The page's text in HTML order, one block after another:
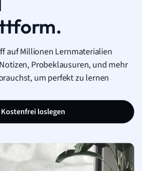
auf Millionen Lernmaterialien
Probeklausuren, und mehr
um perfekt zu lernen
Kostenfrei loslegen